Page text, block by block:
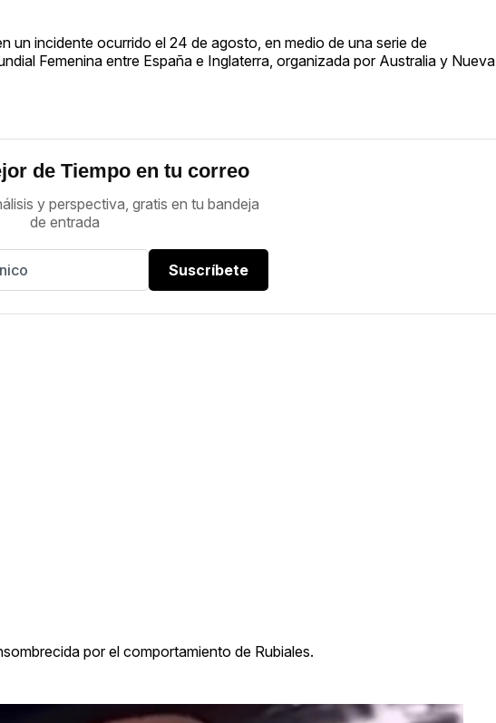
un incidente ocurrido el 24 de agosto, en medio de una serie de
Femenina entre España e Inglaterra, organizada por Australia y Nueva
de Tiempo en tu correo
y perspectiva, gratis en tu bandeja
de entrada
Suscríbete
por el comportamiento de Rubiales.